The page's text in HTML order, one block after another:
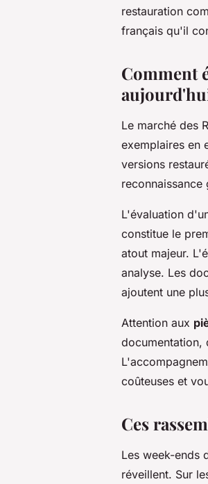
restauration
français qu'il
Comment
Le marché des
exemplaires en
versions
L'évaluation
constitue le
atout majeur.
analyse. Les
ajoutent une
Attention aux
documentation,
coûteuses et
Ces
Les week-ends
réveillent. Sur